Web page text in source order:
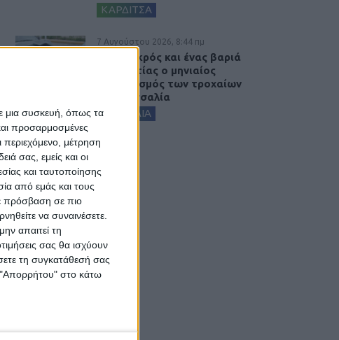
μια συσκευή, όπως τα
προσαρμοσμένες
περιεχόμενο, μέτρηση
σας, εμείς και οι
και ταυτοποίησης
από εμάς και τους
πρόσβαση σε πιο
να συναινέσετε.
απαιτεί τη
σας θα ισχύουν
τη συγκατάθεσή σας
"Απορρήτου" στο κάτω
ΚΑΡΔΙΤΣΑ
7 Αυγούστου 2026, 8:44 πμ
Ένας νεκρός και ένας βαριά
τραυματίας ο μηνιαίος
απολογισμός των τροχαίων
στη Θεσσαλία
ΘΕΣΣΑΛΙΑ